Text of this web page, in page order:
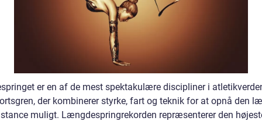
er en af de mest spektakulære discipliner i
der kombinerer styrke, fart og teknik for at opnå den
muligt. Længdespringrekorden repræsenterer den